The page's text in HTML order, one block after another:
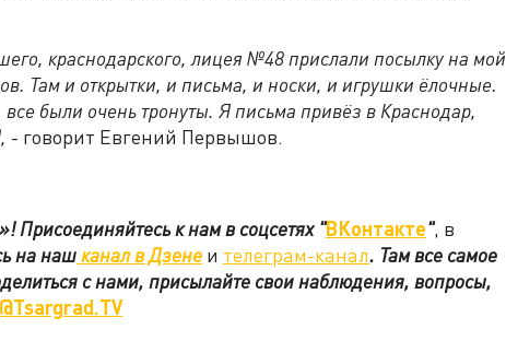
краснодарского, лицея №48 прислали посылку на мой
Там и открытки, и письма, и носки, и игрушки ёлочные.
были очень тронуты. Я письма привёз в Краснодар,
- говорит Евгений Первышов.
Присоединяйтесь к нам в соцсетях"ВКонтакте", в
на нашканал в Дзене и телеграм-канал. Там все самое
с нами, присылайте свои наблюдения, вопросы,